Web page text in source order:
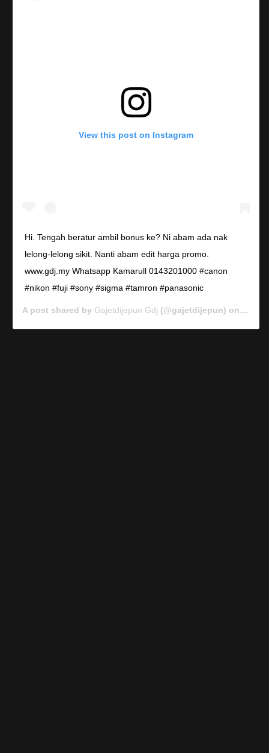
View this post on Instagram
Hi. Tengah beratur ambil bonus ke? Ni abam ada nak
lelong-lelong sikit. Nanti abam edit harga promo.
www.gdj.my Whatsapp Kamarull 0143201000 #canon
#nikon #fuji #sony #sigma #tamron #panasonic
A post shared by Gajetdijepun Gdj (@gajetdijepun) on Jan 7,